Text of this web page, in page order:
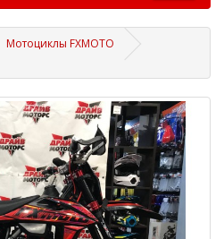
Мотоциклы FXMOTO